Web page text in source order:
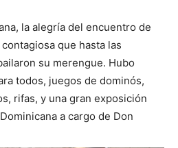
la alegría del encuentro de
que hasta las
su merengue. Hubo
todos, juegos de dominós,
rifas, y una gran exposición
a cargo de Don